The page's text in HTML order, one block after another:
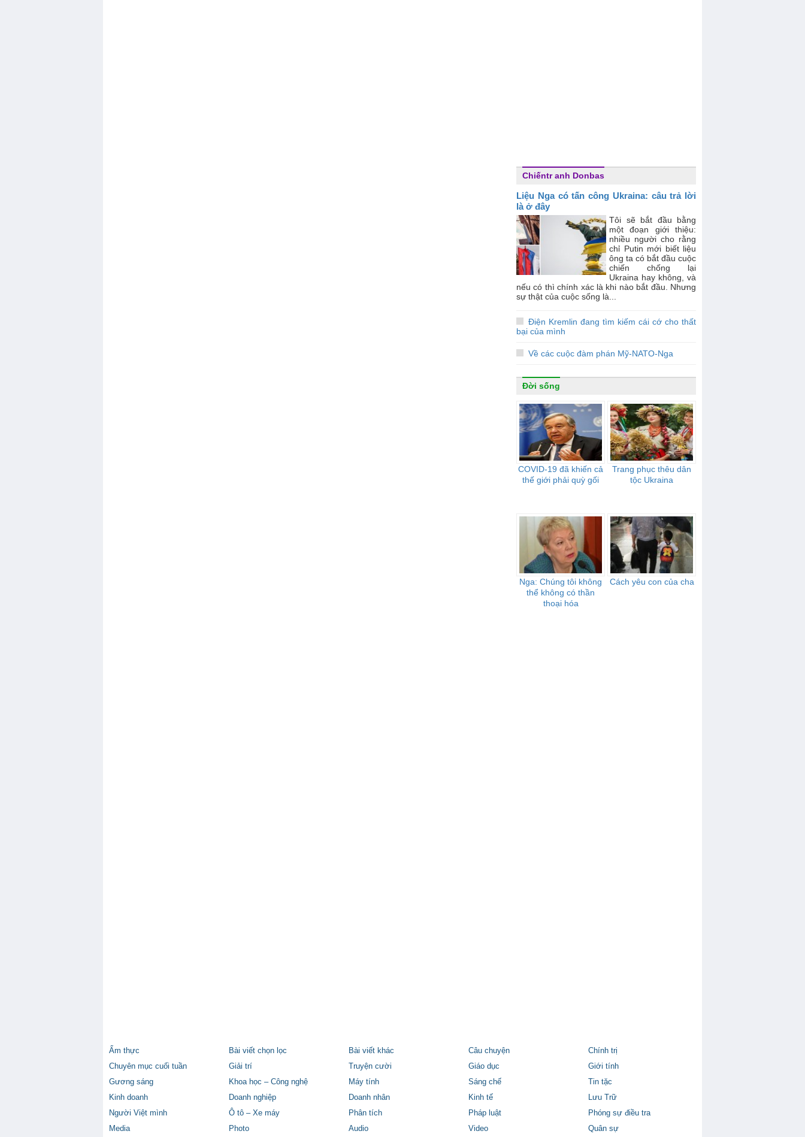
Chiếntr anh Donbas
Liệu Nga có tấn công Ukraina: câu trả lời
là ở đây
Tôi sẽ bắt đầu bằng
một đoạn giới thiệu:
nhiều người cho rằng
chỉ Putin mới biết liệu
ông ta có bắt đầu cuộc
chiến chống lại
Ukraina hay không, và
nếu có thì chính xác là khi nào bắt đầu. Nhưng
sự thật của cuộc sống là...
Điện Kremlin đang tìm kiếm cái cớ cho thất
bại của mình
Về các cuộc đàm phán Mỹ-NATO-Nga
Đời sống
COVID-19 đã khiến cả
thế giới phải quỳ gối
Trang phục thêu dân
tộc Ukraina
Nga: Chúng tôi không
thể không có thần
thoại hóa
Cách yêu con của cha
Ẩm thực Bài viết chọn lọc Bài viết khác Câu chuyện
Chính trị
Chuyên mục cuối tuần
Giải trí Truyện cười Giáo dục
Giới tính
Gương sáng
Khoa học – Công nghệ Máy tính Sáng chế
Tin tặc
Kinh doanh
Doanh nghiệp Doanh nhân Kinh tế
Lưu Trữ
Người Việt mình
Ô tô – Xe máy Phân tích Pháp luật
Phóng sự điều tra
Media
Photo Audio Video Quân sự